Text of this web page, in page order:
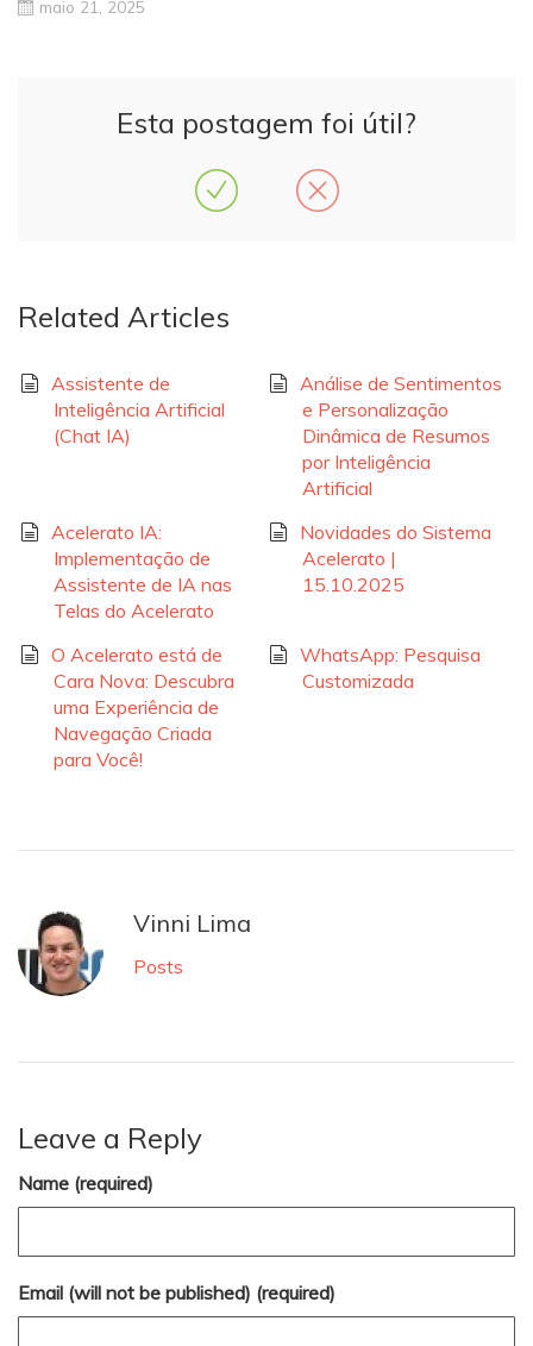
maio 21, 2025
Esta postagem foi útil?
Related Articles
Assistente de
Inteligência Artificial
(Chat IA)
Análise de Sentimentos
e Personalização
Dinâmica de Resumos
por Inteligência
Artificial
Acelerato IA:
Implementação de
Assistente de IA nas
Telas do Acelerato
Novidades do Sistema
Acelerato |
15.10.2025
O Acelerato está de
Cara Nova: Descubra
uma Experiência de
Navegação Criada
para Você!
WhatsApp: Pesquisa
Customizada
Vinni Lima
Posts
Leave a Reply
Name (required)
Email (will not be published) (required)